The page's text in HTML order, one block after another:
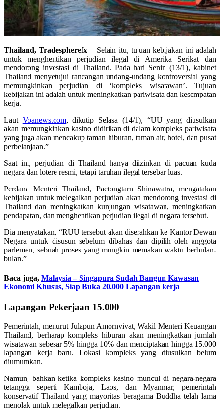
Thailand, Tradespherefx – Selain itu, tujuan kebijakan ini adalah
untuk menghentikan perjudian ilegal di Amerika Serikat dan
mendorong investasi di Thailand. Pada hari Senin (13/1), kabinet
Thailand menyetujui rancangan undang-undang kontroversial yang
memungkinkan perjudian di ‘kompleks wisatawan’. Tujuan
kebijakan ini adalah untuk meningkatkan pariwisata dan kesempatan
kerja.
Laut Voanews.com, dikutip Selasa (14/1), “UU yang diusulkan
akan memungkinkan kasino didirikan di dalam kompleks pariwisata
yang juga akan mencakup taman hiburan, taman air, hotel, dan pusat
perbelanjaan.”
Saat ini, perjudian di Thailand hanya diizinkan di pacuan kuda
negara dan lotere resmi, tetapi taruhan ilegal tersebar luas.
Perdana Menteri Thailand, Paetongtarn Shinawatra, mengatakan
kebijakan untuk melegalkan perjudian akan mendorong investasi di
Thailand dan meningkatkan kunjungan wisatawan, meningkatkan
pendapatan, dan menghentikan perjudian ilegal di negara tersebut.
Dia menyatakan, “RUU tersebut akan diserahkan ke Kantor Dewan
Negara untuk disusun sebelum dibahas dan dipilih oleh anggota
parlemen, sebuah proses yang mungkin memakan waktu berbulan-
bulan.”
Baca juga, Malaysia – Singapura Sudah Bangun Kawasan
Ekonomi Khusus, Siap Buka 20.000 Lapangan kerja
Lapangan Pekerjaan 15.000
Pemerintah, menurut Julapun Amornvivat, Wakil Menteri Keuangan
Thailand, berharap kompleks hiburan akan meningkatkan jumlah
wisatawan sebesar 5% hingga 10% dan menciptakan hingga 15.000
lapangan kerja baru. Lokasi kompleks yang diusulkan belum
diumumkan.
Namun, bahkan ketika kompleks kasino muncul di negara-negara
tetangga seperti Kamboja, Laos, dan Myanmar, pemerintah
konservatif Thailand yang mayoritas beragama Buddha telah lama
menolak untuk melegalkan perjudian.